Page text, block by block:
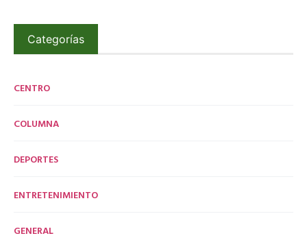
Categorías
CENTRO
COLUMNA
DEPORTES
ENTRETENIMIENTO
GENERAL